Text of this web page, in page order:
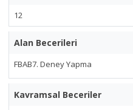
12
Alan Becerileri
FBAB7. Deney Yapma
Kavramsal Beceriler